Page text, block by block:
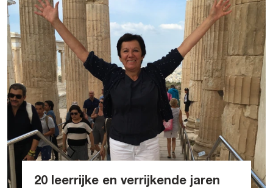
20 leerrijke en verrijkende jaren